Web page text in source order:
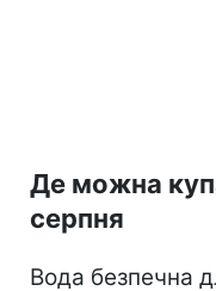
Де можна
серпня
Вода безпечна